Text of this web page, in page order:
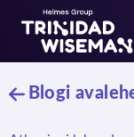
Skip to main content
Blogi